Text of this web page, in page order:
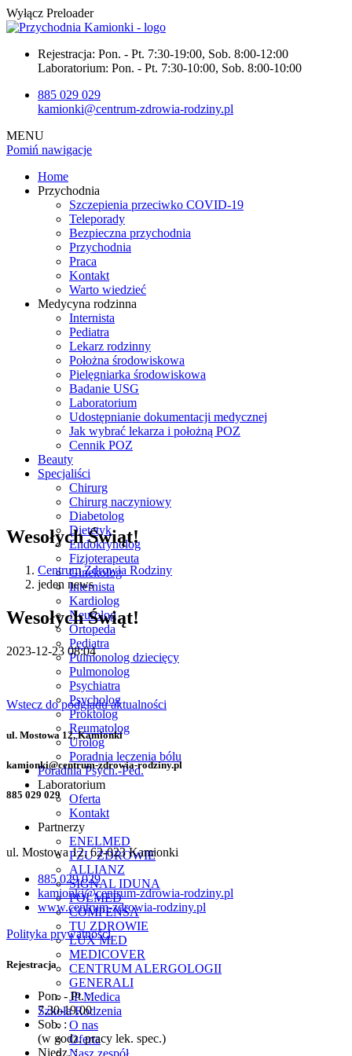
Wyłącz Preloader
Rejestracja: Pon. - Pt. 7:30-19:00, Sob. 8:00-12:00
Laboratorium: Pon. - Pt. 7:30-10:00, Sob. 8:00-10:00
885 029 029
kamionki@centrum-zdrowia-rodziny.pl
MENU
Pomiń nawigacje
Home
Przychodnia
Szczepienia przeciwko COVID-19
Teleporady
Bezpieczna przychodnia
Przychodnia
Praca
Kontakt
Warto wiedzieć
Medycyna rodzinna
Internista
Pediatra
Lekarz rodzinny
Położna środowiskowa
Pielęgniarka środowiskowa
Badanie USG
Laboratorium
Udostępnianie dokumentacji medycznej
Jak wybrać lekarza i położną POZ
Cennik POZ
Beauty
Specjaliści
Chirurg
Chirurg naczyniowy
Diabetolog
Dietetyk
Endokrynolog
Fizjoterapeuta
Ginekolog
Internista
Kardiolog
Neurolog
Ortopeda
Pediatra
Pulmonolog dziecięcy
Pulmonolog
Psychiatra
Psycholog
Proktolog
Reumatolog
Urolog
Poradnia leczenia bólu
Poradnia Psych.-Ped.
Laboratorium
Oferta
Kontakt
Partnerzy
ENELMED
PZU ZDROWIE
ALLIANZ
SIGNAL IDUNA
POLMED
COMPENSA
TU ZDROWIE
LUX MED
MEDICOVER
CENTRUM ALERGOLOGII
GENERALI
JP Medica
Szkoła Rodzenia
O nas
Oferta
Nasz zespół
Wesołych Świąt!
Centrum Zdrowia Rodziny
jeden news
Wesołych Świąt!
2023-12-23 08:04
Wstecz do podglądu aktualności
ul. Mostowa 12, Kamionki
kamionki@centrum-zdrowia-rodziny.pl
885 029 029
ul. Mostowa 12, 62-023 Kamionki
885 029 029
kamionki@centrum-zdrowia-rodziny.pl
www.centrum-zdrowia-rodziny.pl
Polityka prywatności
Rejestracja
Pon. - Pt. :
7.30-19.00
Sob. :
(w godz. pracy lek. spec.)
Niedz. :